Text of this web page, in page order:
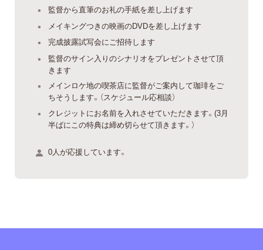
監督から直筆のお礼の手紙を差し上げます
メイキングつきの映画のDVDを差し上げます
完成披露試写会にご招待します
監督のサイン入りのシナリオをプレゼントさせて頂
きます
メインロケ地の喫茶店に監督がご案内して珈琲をご
ちそうします。（スケジュール応相談）
クレジットにお名前を入れさせていただきます。(3月
半ばにこの特典は締め切らせて頂きます。）
0人が応援しています。